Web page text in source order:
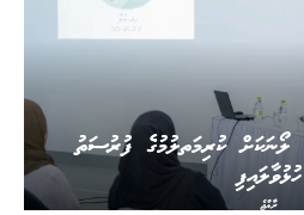
ރާއްޖެ
ދަނޑުވެރިކަމާއި ގުޅޭ 2 ލޯނަކަށް ކުރިމަތލުމުގެ ފުރުސަތު
ހުޅުވާލައިފި